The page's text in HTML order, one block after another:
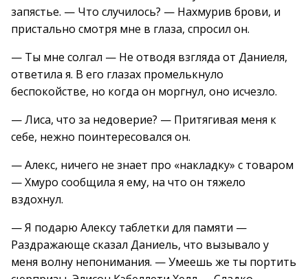
запястье. — Что случилось? — Нахмурив брови, и
пристально смотря мне в глаза, спросил он.
— Ты мне солгал — Не отводя взгляда от Даниеля,
ответила я. В его глазах промелькнуло
беспокойстве, но когда он моргнул, оно исчезло.
— Лиса, что за недоверие? — Притягивая меня к
себе, нежно поинтересовался он.
— Алекс, ничего не знает про «накладку» с товаром
— Хмуро сообщила я ему, на что он тяжело
вздохнул.
— Я подарю Алексу таблетки для памяти —
Раздражающе сказал Даниель, что вызывало у
меня волну непонимания. — Умеешь же ты портить